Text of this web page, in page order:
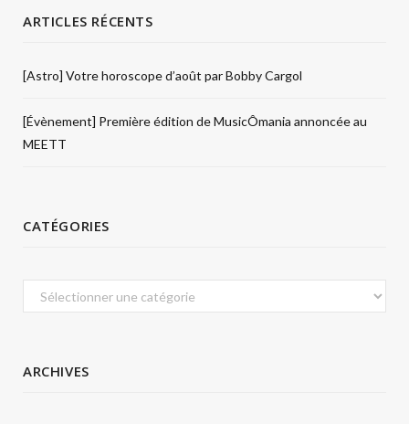
ARTICLES RÉCENTS
[Astro] Votre horoscope d’août par Bobby Cargol
[Évènement] Première édition de MusicÔmania annoncée au
MEETT
CATÉGORIES
Catégories
ARCHIVES